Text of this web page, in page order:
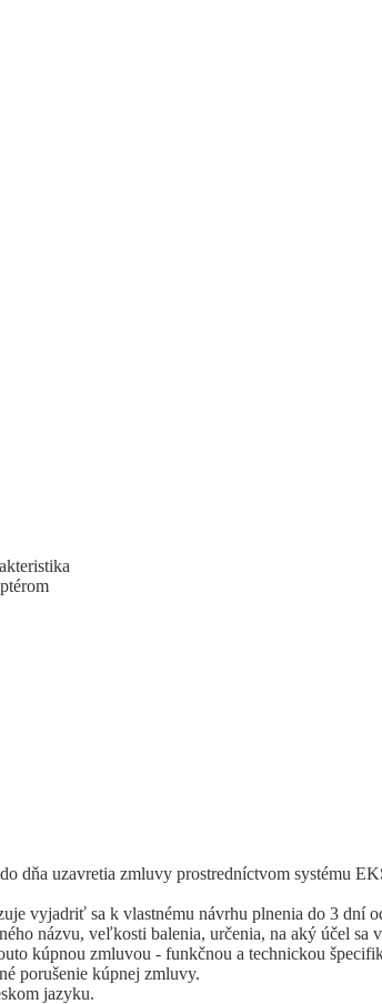
dňa uzavretia zmluvy prostredníctvom systému
vyjadriť sa k vlastnému návrhu plnenia do 3 dní
názvu, veľkosti balenia, určenia, na aký účel sa
kúpnou zmluvou - funkčnou a technickou
porušenie kúpnej zmluvy.
jazyku.